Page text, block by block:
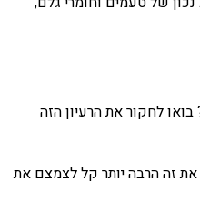
לחקור את הרעיון הזה
את זה הרבה יותר קל לצמצם את